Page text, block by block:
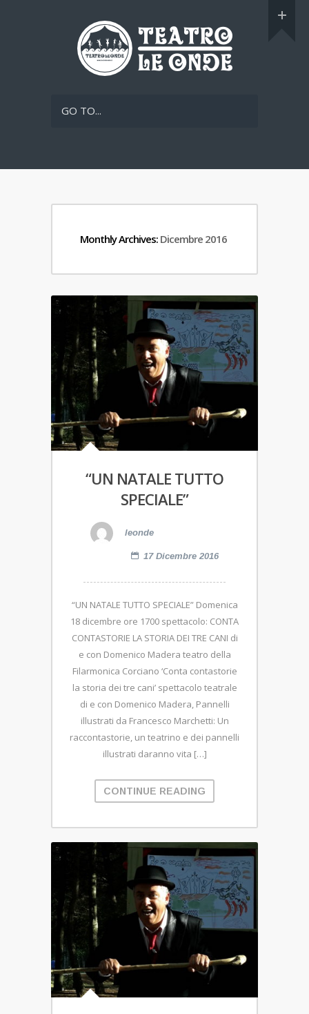
GO TO...
Monthly Archives: Dicembre 2016
“UN NATALE TUTTO
SPECIALE”
leonde
17 Dicembre 2016
“UN NATALE TUTTO SPECIALE” Domenica
18 dicembre ore 1700 spettacolo: CONTA
CONTASTORIE LA STORIA DEI TRE CANI di
e con Domenico Madera teatro della
Filarmonica Corciano ‘Conta contastorie
la storia dei tre cani’ spettacolo teatrale
di e con Domenico Madera, Pannelli
illustrati da Francesco Marchetti: Un
raccontastorie, un teatrino e dei pannelli
illustrati daranno vita […]
CONTINUE READING